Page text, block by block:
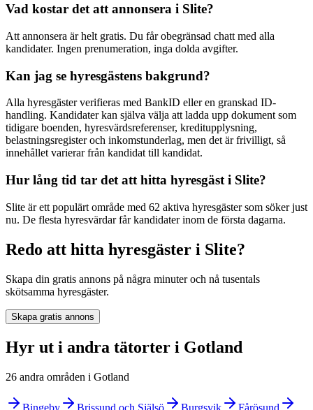
Vad kostar det att annonsera i Slite?
Att annonsera är helt gratis. Du får obegränsad chatt med alla
kandidater. Ingen prenumeration, inga dolda avgifter.
Kan jag se hyresgästens bakgrund?
Alla hyresgäster verifieras med BankID eller en granskad ID-
handling. Kandidater kan själva välja att ladda upp dokument som
tidigare boenden, hyresvärdsreferenser, kreditupplysning,
belastningsregister och inkomstunderlag, men det är frivilligt, så
innehållet varierar från kandidat till kandidat.
Hur lång tid tar det att hitta hyresgäst i Slite?
Slite är ett populärt område med 62 aktiva hyresgäster som söker just
nu. De flesta hyresvärdar får kandidater inom de första dagarna.
Redo att hitta hyresgäster i Slite?
Skapa din gratis annons på några minuter och nå tusentals
skötsamma hyresgäster.
Skapa gratis annons
Hyr ut i andra tätorter i Gotland
26 andra områden i Gotland
Bingeby Brissund och Själsö Burgsvik Fårösund